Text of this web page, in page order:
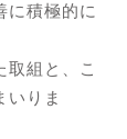
に積極的に
組と、こ
いりま